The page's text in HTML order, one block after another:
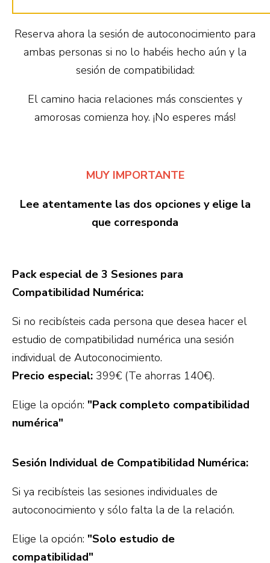
Reserva ahora la sesión de autoconocimiento para
ambas personas si no lo habéis hecho aún y la
sesión de compatibilidad:
El camino hacia relaciones más conscientes y
amorosas comienza hoy. ¡No esperes más!
MUY IMPORTANTE
Lee atentamente las dos opciones y elige la
que corresponda
Pack especial de 3 Sesiones para
Compatibilidad Numérica:
Si no recibísteis cada persona que desea hacer el
estudio de compatibilidad numérica una sesión
individual de Autoconocimiento.
Precio especial: 399€ (Te ahorras 140€).
Elige la opción: "Pack completo compatibilidad
numérica"
Sesión Individual de Compatibilidad Numérica:
Si ya recibísteis las sesiones individuales de
autoconocimiento y sólo falta la de la relación.
Elige la opción: "Solo estudio de
compatibilidad"